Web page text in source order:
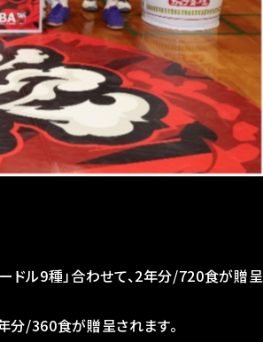
ドル9種」合わせて、2年分/720食が贈呈
分/360食が贈呈されます。